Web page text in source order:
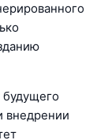
будущего
внедрении